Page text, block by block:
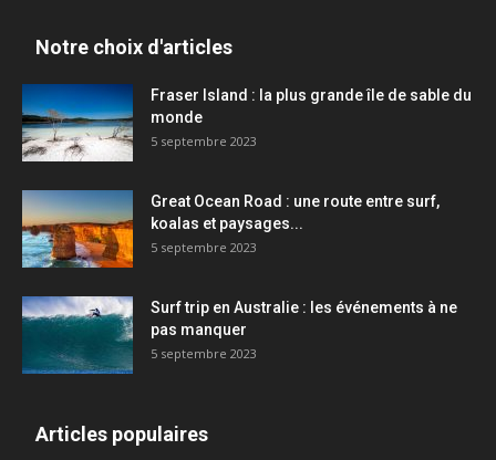
Notre choix d'articles
Fraser Island : la plus grande île de sable du
monde
5 septembre 2023
Great Ocean Road : une route entre surf,
koalas et paysages...
5 septembre 2023
Surf trip en Australie : les événements à ne
pas manquer
5 septembre 2023
Articles populaires